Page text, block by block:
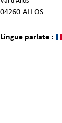
04260 ALLOS
Lingue parlate :